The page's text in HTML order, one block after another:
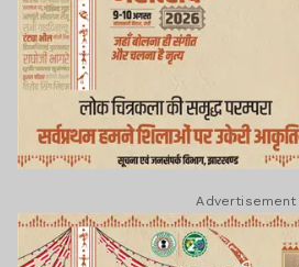
Advertisement